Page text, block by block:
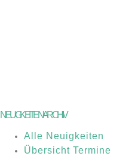
NEUGKEITEN ARCHIV
Alle Neuigkeiten
Übersicht Termine